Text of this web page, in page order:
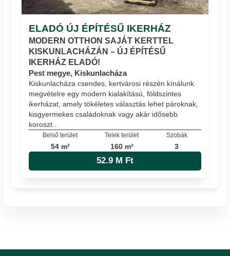
ELADÓ ÚJ ÉPÍTÉSŰ IKERHÁZ
MODERN OTTHON SAJÁT KERTTEL
KISKUNLACHÁZÁN – ÚJ ÉPÍTÉSŰ
IKERHÁZ ELADÓ!
Pest megye, Kiskunlacháza
Kiskunlacháza csendes, kertvárosi részén kínálunk
megvételre egy modern kialakítású, földszintes
ikerházat, amely tökéletes választás lehet pároknak,
kisgyermekes családoknak vagy akár idősebb
koroszt...
Belső terület
54 m²
Telek terület
160 m²
Szobák
3
52.9 M Ft